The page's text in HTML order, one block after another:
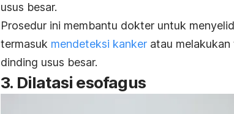
usus besar.
Prosedur ini membantu dokter untuk
termasuk mendeteksi kanker atau
dinding usus besar.
3. Dilatasi esofagus